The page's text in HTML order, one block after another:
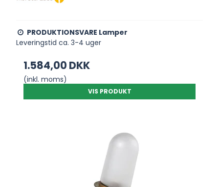
PRODUKTIONSVARE Lamper
Leveringstid ca. 3-4 uger
1.584,00 DKK
(inkl. moms)
VIS PRODUKT